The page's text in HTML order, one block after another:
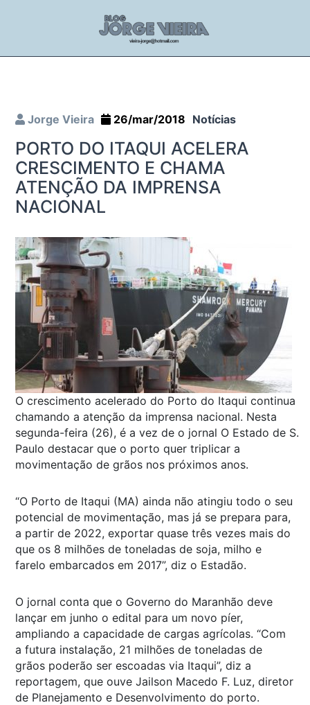
Jorge Vieira 26/mar/2018 Notícias
PORTO DO ITAQUI ACELERA
CRESCIMENTO E CHAMA
ATENÇÃO DA IMPRENSA
NACIONAL
O crescimento acelerado do Porto do Itaqui continua
chamando a atenção da imprensa nacional. Nesta
segunda-feira (26), é a vez de o jornal O Estado de S.
Paulo destacar que o porto quer triplicar a
movimentação de grãos nos próximos anos.
“O Porto de Itaqui (MA) ainda não atingiu todo o seu
potencial de movimentação, mas já se prepara para,
a partir de 2022, exportar quase três vezes mais do
que os 8 milhões de toneladas de soja, milho e
farelo embarcados em 2017”, diz o Estadão.
O jornal conta que o Governo do Maranhão deve
lançar em junho o edital para um novo píer,
ampliando a capacidade de cargas agrícolas. “Com
a futura instalação, 21 milhões de toneladas de
grãos poderão ser escoadas via Itaqui”, diz a
reportagem, que ouve Jailson Macedo F. Luz, diretor
de Planejamento e Desenvolvimento do porto.